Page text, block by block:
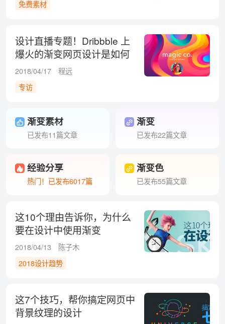
免费素材
设计直播专题！Dribbble 上
爆火的渐变网页设计是如何
诞生的？
2018/04/17
程远
专访
渐变素材
已发布11篇文章
渐变
已发布22篇文章
经验分享
热门！已发布6017篇
渐变色
已发布55篇文章
这10个理由告诉你，为什么
要在设计中使用渐变
2018/04/13
陈子木
2018设计趋势
这7个技巧，帮你搞定网页中
背景纹理的设计